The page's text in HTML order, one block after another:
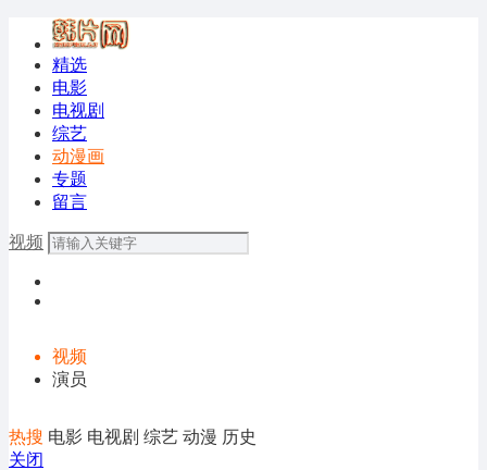
精选
电影
电视剧
综艺
动漫画
专题
留言
视频
视频
演员
热搜 电影 电视剧 综艺 动漫 历史
关闭